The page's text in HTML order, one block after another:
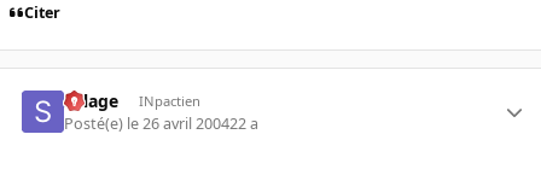
Citer
Sillage INpactien
Posté(e) le 26 avril 200422 a